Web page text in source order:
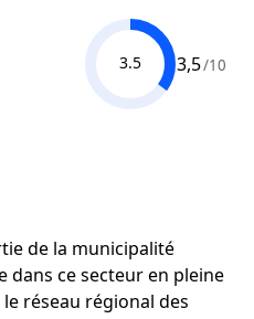
3.5 3,5/10
de la municipalité
dans ce secteur en pleine
réseau régional des